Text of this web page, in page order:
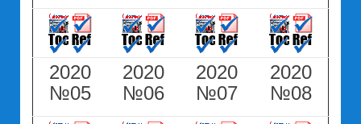
2020
№05
2020
№06
2020
№07
2020
№08